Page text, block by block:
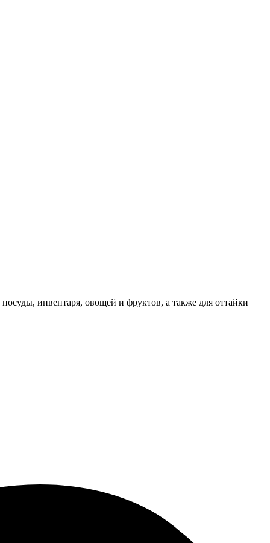
инвентаря, овощей и фруктов, а также для оттайки